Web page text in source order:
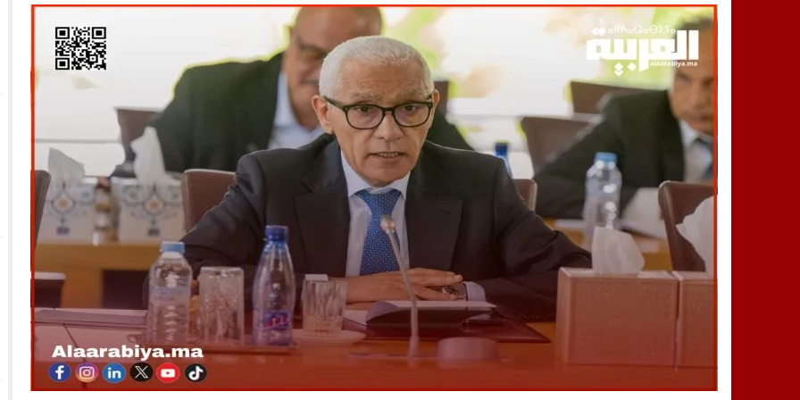
14:25 “العربية.ما” تنشر أخبار تيفلت وأصداء الأحداث فيها بصيغة أخرى
الجيش الملكي ينتفض ضد تعيين “ندالا”
18:23
طاطا: “اعتداء” على حقوقي يشعل غضب الجمعيات وملف “ماء القصبة” يفجّر الأوضاع
13:35 عقول الغد تصنع المستقبل: مسابقة “Robot Innov” بمراكش تؤسس لجيل الابتكار والتكنولوجيا